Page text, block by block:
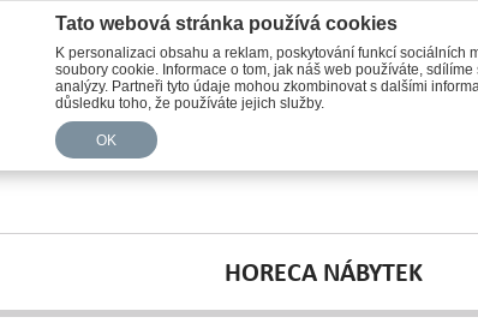
HORECA NÁBYTEK
Tato webová stránka používá cookies
K personalizaci obsahu a reklam, poskytování funkcí sociálních
soubory cookie. Informace o tom, jak náš web používáte,
analýzy. Partneři tyto údaje mohou zkombinovat s dalšími
důsledku toho, že používáte jejich služby.
OK